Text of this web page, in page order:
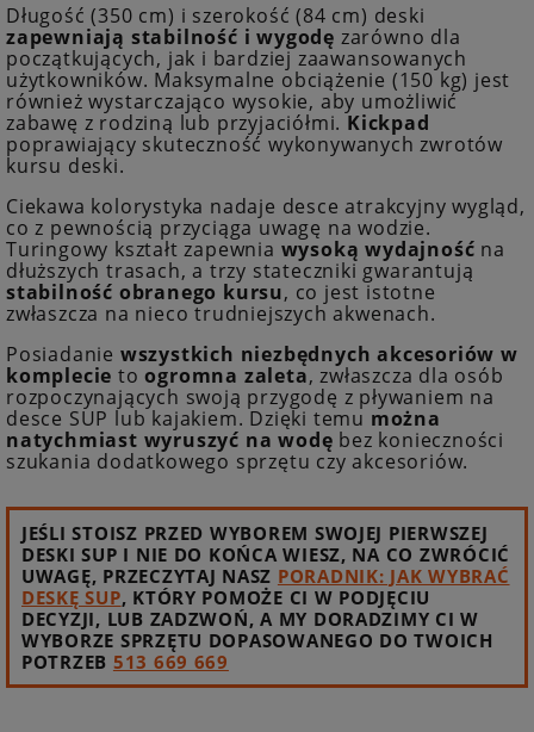
Długość (350 cm) i szerokość (84 cm) deski
zapewniają stabilność i wygodę zarówno dla
początkujących, jak i bardziej zaawansowanych
użytkowników. Maksymalne obciążenie (150 kg) jest
również wystarczająco wysokie, aby umożliwić
zabawę z rodziną lub przyjaciółmi.Kickpad
poprawiający skuteczność wykonywanych zwrotów
kursu deski.
Ciekawa kolorystyka nadaje desce atrakcyjny wygląd,
co z pewnością przyciąga uwagę na wodzie.
Turingowy kształt zapewnia wysoką wydajność na
dłuższych trasach, a trzy stateczniki gwarantują
stabilność obranego kursu, co jest istotne
zwłaszcza na nieco trudniejszych akwenach.
Posiadanie wszystkich niezbędnych akcesoriów w
komplecie toogromna zaleta, zwłaszcza dla osób
rozpoczynających swoją przygodę z pływaniem na
desce SUP lub kajakiem. Dzięki temu można
natychmiast wyruszyć na wodę bez konieczności
szukania dodatkowego sprzętu czy akcesoriów.
JEŚLI STOISZ PRZED WYBOREM SWOJEJ PIERWSZEJ
DESKI SUP I NIE DO KOŃCA WIESZ, NA CO ZWRÓCIĆ
UWAGĘ, PRZECZYTAJ NASZ PORADNIK: JAK WYBRAĆ
DESKĘ SUP, KTÓRY POMOŻE CI W PODJĘCIU
DECYZJI, LUB ZADZWOŃ, A MY DORADZIMY CI W
WYBORZE SPRZĘTU DOPASOWANEGO DO TWOICH
POTRZEB 513 669 669